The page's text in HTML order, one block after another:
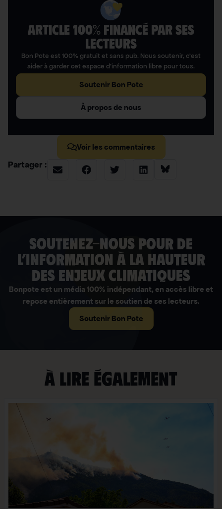
ARTICLE 100% FINANCÉ PAR SES
LECTEURS​
Bon Pote est 100% gratuit et sans pub. Nous soutenir, c’est
aider à garder cet espace d’information libre pour tous.
Soutenir Bon Pote
À propos de nous
Voir les commentaires
Partager :
soutenez-nous pour de
l’information à la hauteur
des enjeux climatiques
Bonpote est un média 100% indépendant, en accès libre et
repose entièrement sur le soutien de ses lecteurs.
Soutenir Bon Pote
À lire également